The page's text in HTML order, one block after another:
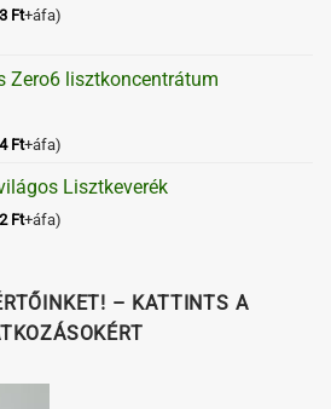
Ft+áfa)
Zero6 lisztkoncentrátum
Ft+áfa)
Lisztkeverék
Ft+áfa)
– KATTINTS A